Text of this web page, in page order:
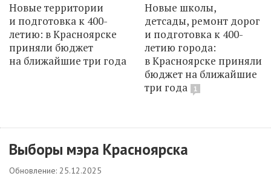
Новые территории
и подготовка к 400-
летию: в Красноярске
приняли бюджет
на ближайшие три года
Новые школы,
детсады, ремонт дорог
и подготовка к 400-
летию города:
в Красноярске приняли
бюджет на ближайшие
три года
1
Выборы мэра Красноярска
Обновление: 25.12.2025